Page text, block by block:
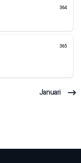
364
365
Januari